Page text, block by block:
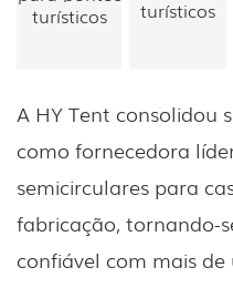
turísticos
turísticos
A HY Tent consolidou
como fornecedora
semicirculares para
fabricação, tornando-
confiável com mais